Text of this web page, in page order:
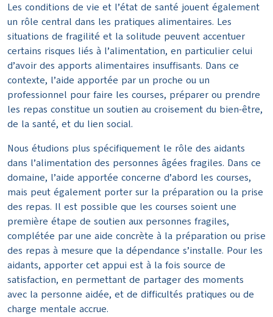
Les conditions de vie et l’état de santé jouent également
un rôle central dans les pratiques alimentaires. Les
situations de fragilité et la solitude peuvent accentuer
certains risques liés à l’alimentation, en particulier celui
d’avoir des apports alimentaires insuffisants. Dans ce
contexte, l’aide apportée par un proche ou un
professionnel pour faire les courses, préparer ou prendre
les repas constitue un soutien au croisement du bien-être,
de la santé, et du lien social.
Nous étudions plus spécifiquement le rôle des aidants
dans l’alimentation des personnes âgées fragiles. Dans ce
domaine, l’aide apportée concerne d’abord les courses,
mais peut également porter sur la préparation ou la prise
des repas. Il est possible que les courses soient une
première étape de soutien aux personnes fragiles,
complétée par une aide concrète à la préparation ou prise
des repas à mesure que la dépendance s’installe. Pour les
aidants, apporter cet appui est à la fois source de
satisfaction, en permettant de partager des moments
avec la personne aidée, et de difficultés pratiques ou de
charge mentale accrue.